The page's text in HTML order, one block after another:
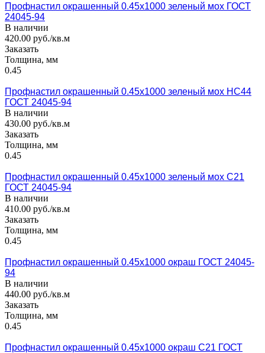
Профнастил окрашенный 0.45x1000 зеленый мох ГОСТ
24045-94
В наличии
420.00 руб./кв.м
Заказать
Толщина, мм
0.45
Профнастил окрашенный 0.45x1000 зеленый мох НС44
ГОСТ 24045-94
В наличии
430.00 руб./кв.м
Заказать
Толщина, мм
0.45
Профнастил окрашенный 0.45x1000 зеленый мох С21
ГОСТ 24045-94
В наличии
410.00 руб./кв.м
Заказать
Толщина, мм
0.45
Профнастил окрашенный 0.45x1000 окраш ГОСТ 24045-
94
В наличии
440.00 руб./кв.м
Заказать
Толщина, мм
0.45
Профнастил окрашенный 0.45x1000 окраш С21 ГОСТ